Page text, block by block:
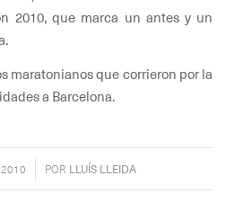
2010, que marca un antes y un
maratonianos que corrieron por la
a Barcelona.
POR LLUÍS LLEIDA